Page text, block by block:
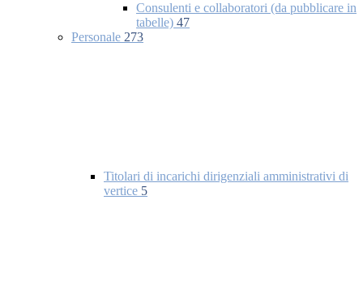
Consulenti e collaboratori (da pubblicare in
tabelle) 47
Personale 273
Titolari di incarichi dirigenziali amministrativi di
vertice 5